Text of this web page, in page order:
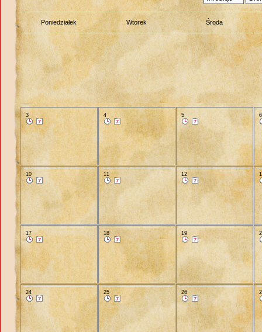
Poniedziałek Wtorek Środa
3 4 5 6
10 11 12
17 18 19
24 25 26